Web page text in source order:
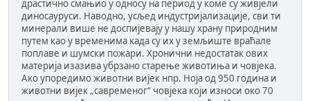
драстично смањио у односу на период у коме су живјели
диносауруси. Наводно, усљед индустријализације, сви ти
минерали више не доспијевају у нашу храну природним
путем као у временима када су их у земљиште враћале
поплаве и шумски пожари. Хронични недостатак ових
материја изазива убрзано старење животиња и човјека.
Ако упоредимо животни вијек нпр. Ноја од 950 година и
животни вијек „савременог“ човјека који износи око 70